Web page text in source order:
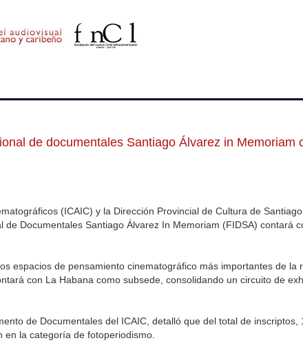
de documentales Santiago Álvarez in Memoriam
(ICAIC) y la Dirección Provincial de Cultura de
de Documentales Santiago Álvarez In Memoriam (FIDSA) contará
espacios de pensamiento cinematográfico más importantes de la
con La Habana como subsede, consolidando un circuito de
de Documentales del ICAIC, detalló que del total de
la categoría de fotoperiodismo.